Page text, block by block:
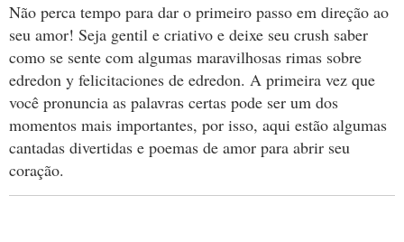
Não perca tempo para dar o primeiro passo em direção ao
seu amor! Seja gentil e criativo e deixe seu crush saber
como se sente com algumas maravilhosas rimas sobre
edredon y felicitaciones de edredon. A primeira vez que
você pronuncia as palavras certas pode ser um dos
momentos mais importantes, por isso, aqui estão algumas
cantadas divertidas e poemas de amor para abrir seu
coração.